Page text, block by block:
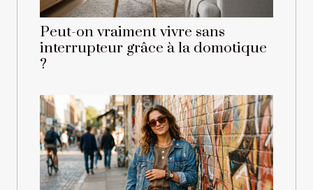
Peut-on vraiment vivre sans
interrupteur grâce à la domotique
?